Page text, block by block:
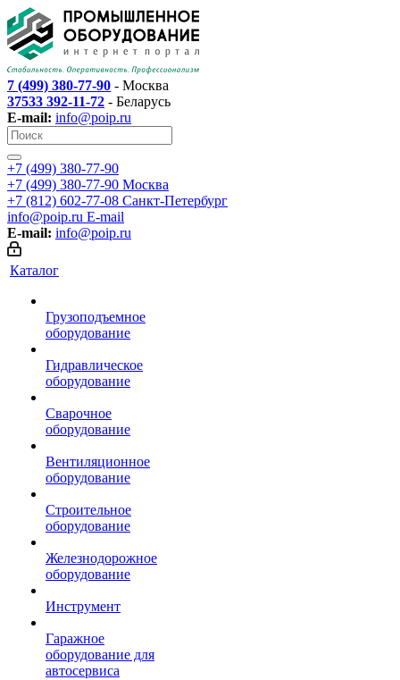
7 (499) 380-77-90 - Москва
37533 392-11-72 - Беларусь
E-mail: info@poip.ru
+7 (499) 380-77-90
+7 (499) 380-77-90 Москва
+7 (812) 602-77-08 Санкт-Петербург
info@poip.ru E-mail
E-mail: info@poip.ru
Каталог
Грузоподъемное
оборудование
Гидравлическое
оборудование
Сварочное
оборудование
Вентиляционное
оборудование
Строительное
оборудование
Железнодорожное
оборудование
Инструмент
Гаражное
оборудование для
автосервиса